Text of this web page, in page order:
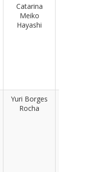
Catarina
Meiko
Hayashi
Yuri Borges
Rocha